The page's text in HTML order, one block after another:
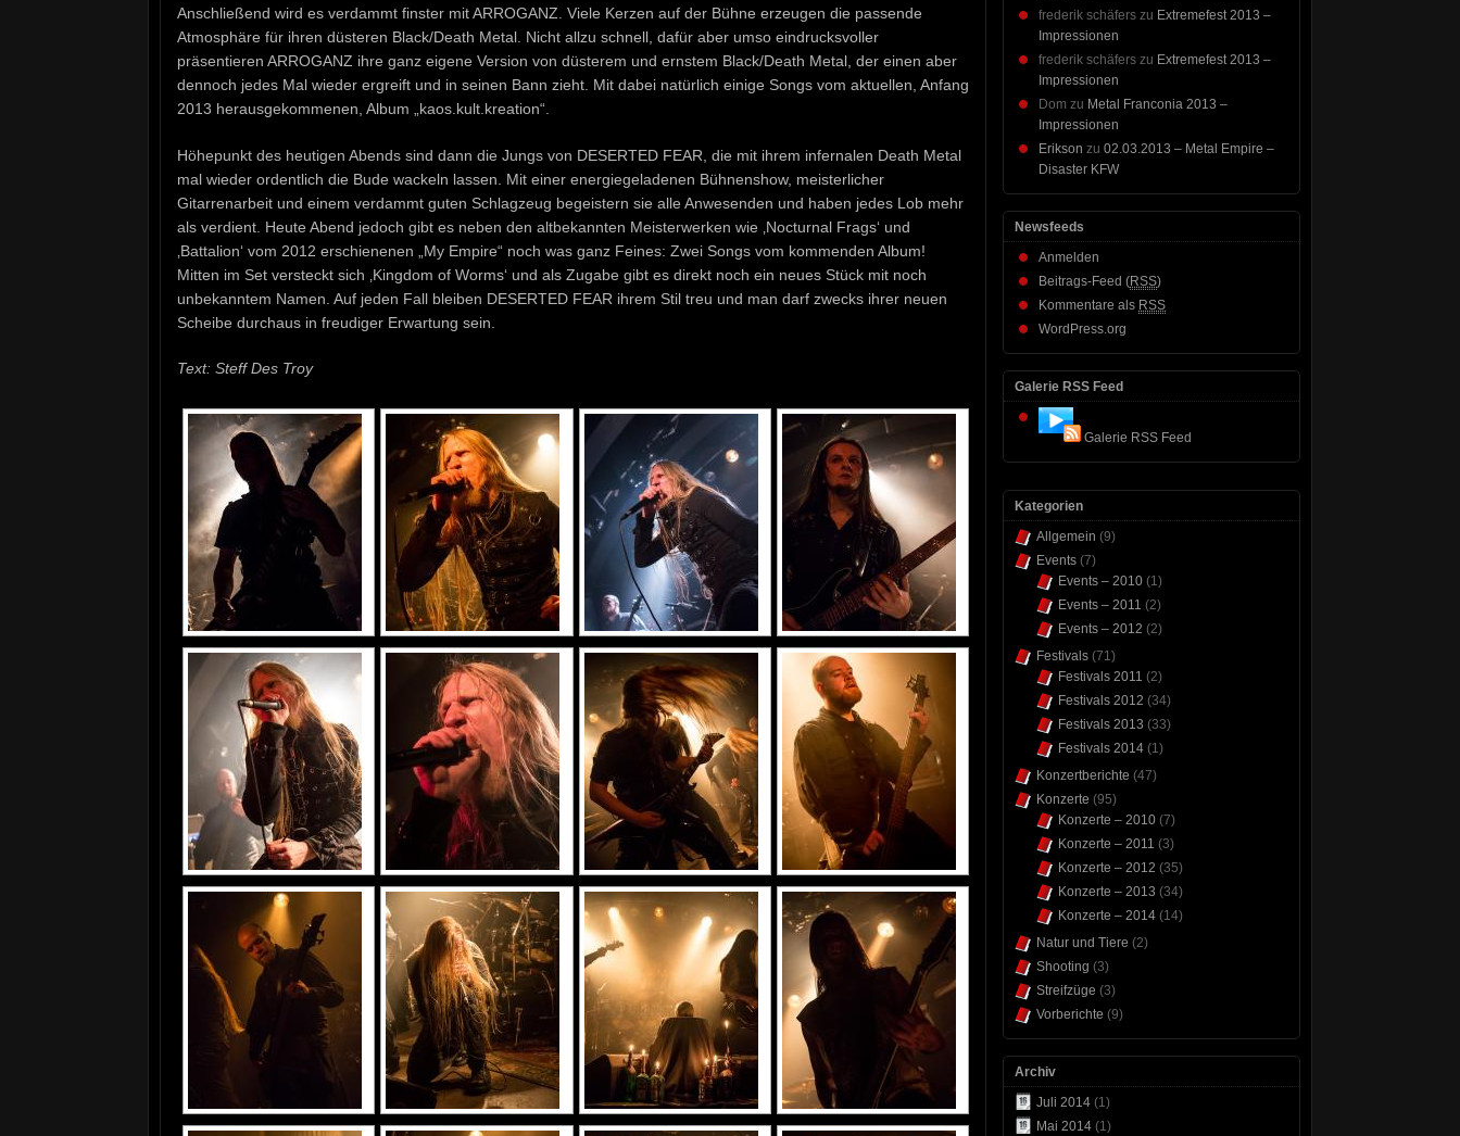
Anschließend wird es verdammt finster mit ARROGANZ. Viele Kerzen auf der Bühne erzeugen die passende
Atmosphäre für ihren düsteren Black/Death Metal. Nicht allzu schnell, dafür aber umso eindrucksvoller
präsentieren ARROGANZ ihre ganz eigene Version von düsterem und ernstem Black/Death Metal, der einen aber
dennoch jedes Mal wieder ergreift und in seinen Bann zieht. Mit dabei natürlich einige Songs vom aktuellen, Anfang
2013 herausgekommenen, Album „kaos.kult.kreation“.
Höhepunkt des heutigen Abends sind dann die Jungs von DESERTED FEAR, die mit ihrem infernalen Death Metal
mal wieder ordentlich die Bude wackeln lassen. Mit einer energiegeladenen Bühnenshow, meisterlicher
Gitarrenarbeit und einem verdammt guten Schlagzeug begeistern sie alle Anwesenden und haben jedes Lob mehr
als verdient. Heute Abend jedoch gibt es neben den altbekannten Meisterwerken wie ‚Nocturnal Frags‘ und
‚Battalion‘ vom 2012 erschienenen „My Empire“ noch was ganz Feines: Zwei Songs vom kommenden Album!
Mitten im Set versteckt sich ‚Kingdom of Worms‘ und als Zugabe gibt es direkt noch ein neues Stück mit noch
unbekanntem Namen. Auf jeden Fall bleiben DESERTED FEAR ihrem Stil treu und man darf zwecks ihrer neuen
Scheibe durchaus in freudiger Erwartung sein.
Text: Steff Des Troy
frederik schäfers zu Extremefest 2013 –
Impressionen
frederik schäfers zu Extremefest 2013 –
Impressionen
Dom zu Metal Franconia 2013 –
Impressionen
Erikson zu 02.03.2013 – Metal Empire –
Disaster KFW
Newsfeeds
Anmelden
Beitrags-Feed (RSS)
Kommentare als RSS
WordPress.org
Galerie RSS Feed
Galerie RSS Feed
Kategorien
Allgemein (9)
Events (7)
Events – 2010 (1)
Events – 2011 (2)
Events – 2012 (2)
Festivals (71)
Festivals 2011 (2)
Festivals 2012 (34)
Festivals 2013 (33)
Festivals 2014 (1)
Konzertberichte (47)
Konzerte (95)
Konzerte – 2010 (7)
Konzerte – 2011 (3)
Konzerte – 2012 (35)
Konzerte – 2013 (34)
Konzerte – 2014 (14)
Natur und Tiere (2)
Shooting (3)
Streifzüge (3)
Vorberichte (9)
Archiv
Juli 2014 (1)
Mai 2014 (1)